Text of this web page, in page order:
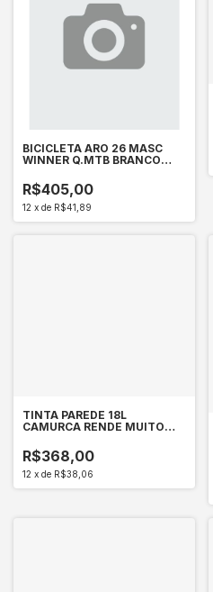
BICICLETA ARO 26 MASC
WINNER Q.MTB BRANCO
(AERO)
R$405,00
12 x de R$41,89
TINTA PAREDE 18L
CAMURCA RENDE MUITO
R$368,00
12 x de R$38,06